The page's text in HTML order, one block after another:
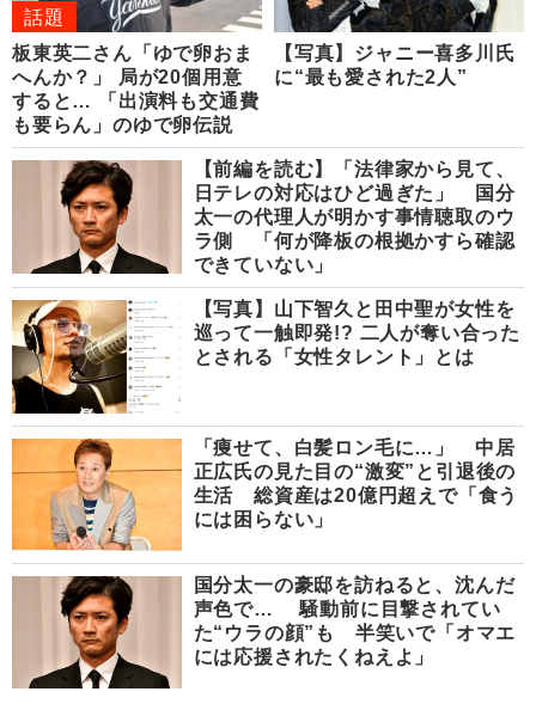
話題
板東英二さん「ゆで卵おま
へんか？」 局が20個用意
すると… 「出演料も交通費
も要らん」のゆで卵伝説
【写真】ジャニー喜多川氏
に“最も愛された2人”
【前編を読む】「法律家から見て、
日テレの対応はひど過ぎた」 国分
太一の代理人が明かす事情聴取のウ
ラ側 「何が降板の根拠かすら確認
できていない」
【写真】山下智久と田中聖が女性を
巡って一触即発!? 二人が奪い合った
とされる「女性タレント」とは
「痩せて、白髪ロン毛に…」 中居
正広氏の見た目の“激変”と引退後の
生活 総資産は20億円超えで「食う
には困らない」
国分太一の豪邸を訪ねると、沈んだ
声色で… 騒動前に目撃されてい
た“ウラの顔”も 半笑いで「オマエ
には応援されたくねえよ」